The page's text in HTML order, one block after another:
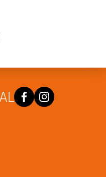
FacebookInstagram